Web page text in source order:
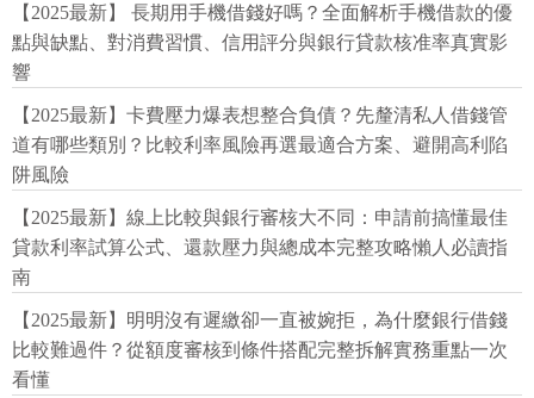
【2025最新】 長期用手機借錢好嗎？全面解析手機借款的優
點與缺點、對消費習慣、信用評分與銀行貸款核准率真實影
響
【2025最新】卡費壓力爆表想整合負債？先釐清私人借錢管
道有哪些類別？比較利率風險再選最適合方案、避開高利陷
阱風險
【2025最新】線上比較與銀行審核大不同：申請前搞懂最佳
貸款利率試算公式、還款壓力與總成本完整攻略懶人必讀指
南
【2025最新】明明沒有遲繳卻一直被婉拒，為什麼銀行借錢
比較難過件？從額度審核到條件搭配完整拆解實務重點一次
看懂